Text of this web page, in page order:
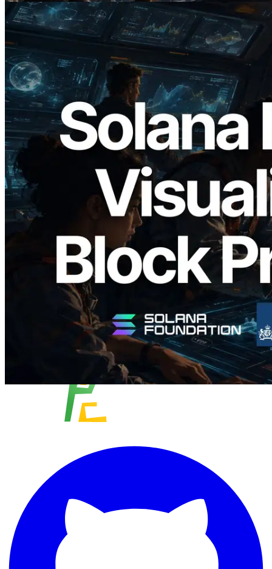
2026.05.24
Validators Solutions 发布 Solana Block
Analyzer — 以 slot 为单位可视化区块生
成时间与对应验证者